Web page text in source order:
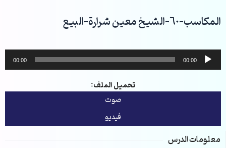
إلىالمكاسب-60-الشيخ معين شرارة-البيع
مشغل
الصوت
00:00
00:00
تحميل الملف:
صوت
فيديو
معلومات الدرس